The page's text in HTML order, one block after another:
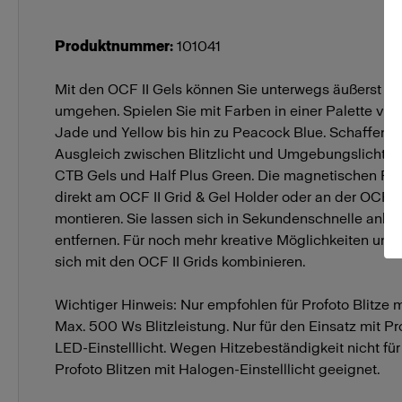
Produktnummer: 101041
Mit den OCF II Gels können Sie unterwegs äußerst
umgehen. Spielen Sie mit Farben in einer Palette
Jade und Yellow bis hin zu Peacock Blue. Schaffen
Ausgleich zwischen Blitzlicht und Umgebungslicht
CTB Gels und Half Plus Green. Die magnetischen
direkt am OCF II Grid & Gel Holder oder an der OCF II
montieren. Sie lassen sich in Sekundenschnelle
entfernen. Für noch mehr kreative Möglichkeiten
sich mit den OCF II Grids kombinieren.
Wichtiger Hinweis: Nur empfohlen für Profoto Blitze
Max. 500 Ws Blitzleistung. Nur für den Einsatz mit
LED-Einstelllicht. Wegen Hitzebeständigkeit nicht
Profoto Blitzen mit Halogen-Einstelllicht geeignet.